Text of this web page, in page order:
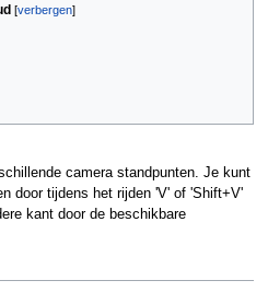
camera standpunten. Je kunt
door tijdens het rijden 'V' of 'Shift+V'
kant door de beschikbare